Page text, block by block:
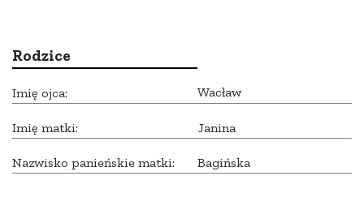
Rodzice
Imię ojca: Wacław
Imię matki: Janina
Nazwisko panieńskie matki: Bagińska